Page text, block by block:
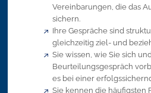
Vereinbarungen, die das
sichern.
Ihre Gespräche sind
gleichzeitig ziel- und
Sie wissen, wie Sie sich
Beurteilungsgespräch
es bei einer
Sie kennen die häufigsten